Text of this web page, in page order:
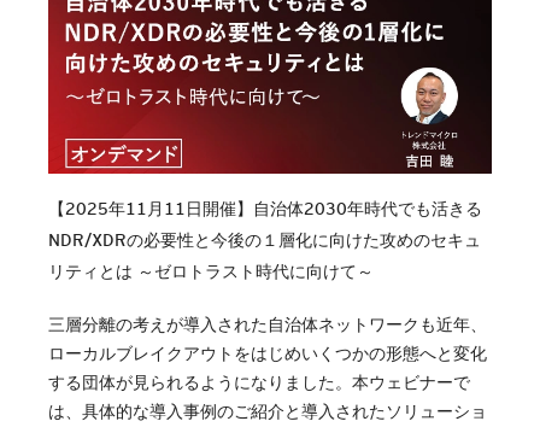
【2025年11月11日開催】自治体2030年時代でも活きる
NDR/XDRの必要性と今後の１層化に向けた攻めのセキュ
リティとは ～ゼロトラスト時代に向けて～
三層分離の考えが導入された自治体ネットワークも近年、
ローカルブレイクアウトをはじめいくつかの形態へと変化
する団体が見られるようになりました。本ウェビナーで
は、具体的な導入事例のご紹介と導入されたソリューショ